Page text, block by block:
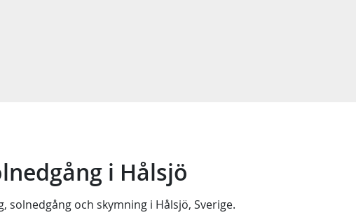
i Hålsjö
, solnedgång och skymning i Hålsjö, Sverige.